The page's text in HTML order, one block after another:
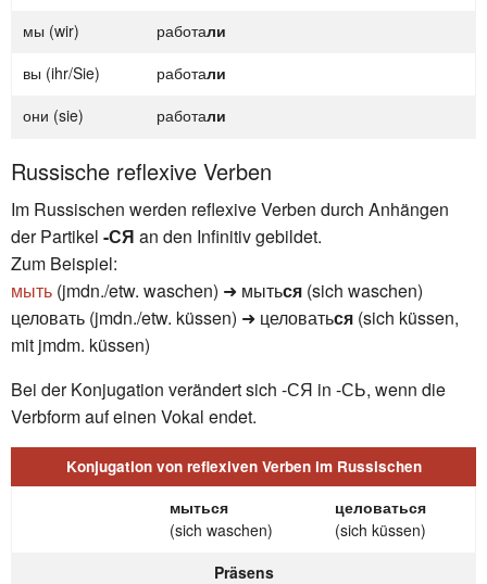
мы (wir) работали
вы (ihr/Sie)
работали
они (sie)
работали
Russische reflexive Verben
Im Russischen werden reflexive Verben durch Anhängen
der Partikel -СЯ an den Infinitiv gebildet.
Zum Beispiel:
мыть (jmdn./etw. waschen) ➜ мыться (sich waschen)
целовать (jmdn./etw. küssen) ➜ целоваться (sich küssen,
mit jmdm. küssen)
Bei der Konjugation verändert sich -СЯ in -СЬ, wenn die
Verbform auf einen Vokal endet.
Konjugation von reflexiven Verben im Russischen
мыться
(sich waschen)
целоваться
(sich küssen)
Präsens